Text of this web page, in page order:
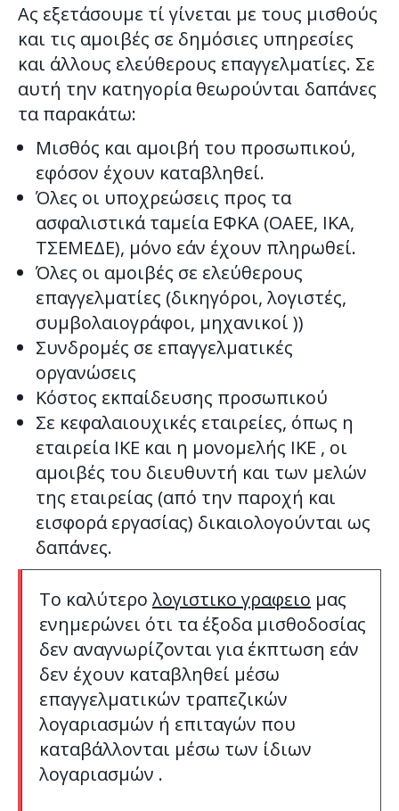
Ας εξετάσουμε τί γίνεται με τους μισθούς
και τις αμοιβές σε δημόσιες υπηρεσίες
και άλλους ελεύθερους επαγγελματίες. Σε
αυτή την κατηγορία θεωρούνται δαπάνες
τα παρακάτω:
Μισθός και αμοιβή του προσωπικού,
εφόσον έχουν καταβληθεί.
Όλες οι υποχρεώσεις προς τα
ασφαλιστικά ταμεία ΕΦΚΑ (ΟΑΕΕ, ΙΚΑ,
ΤΣΕΜΕΔΕ), μόνο εάν έχουν πληρωθεί.
Όλες οι αμοιβές σε ελεύθερους
επαγγελματίες (δικηγόροι, λογιστές,
συμβολαιογράφοι, μηχανικοί ))
Συνδρομές σε επαγγελματικές
οργανώσεις
Κόστος εκπαίδευσης προσωπικού
Σε κεφαλαιουχικές εταιρείες, όπως η
εταιρεία ΙΚΕ και η μονομελής ΙΚΕ , οι
αμοιβές του διευθυντή και των μελών
της εταιρείας (από την παροχή και
εισφορά εργασίας) δικαιολογούνται ως
δαπάνες.
Το καλύτερο λογιστικο γραφειο μας
ενημερώνει ότι τα έξοδα μισθοδοσίας
δεν αναγνωρίζονται για έκπτωση εάν
δεν έχουν καταβληθεί μέσω
επαγγελματικών τραπεζικών
λογαριασμών ή επιταγών που
καταβάλλονται μέσω των ίδιων
λογαριασμών .